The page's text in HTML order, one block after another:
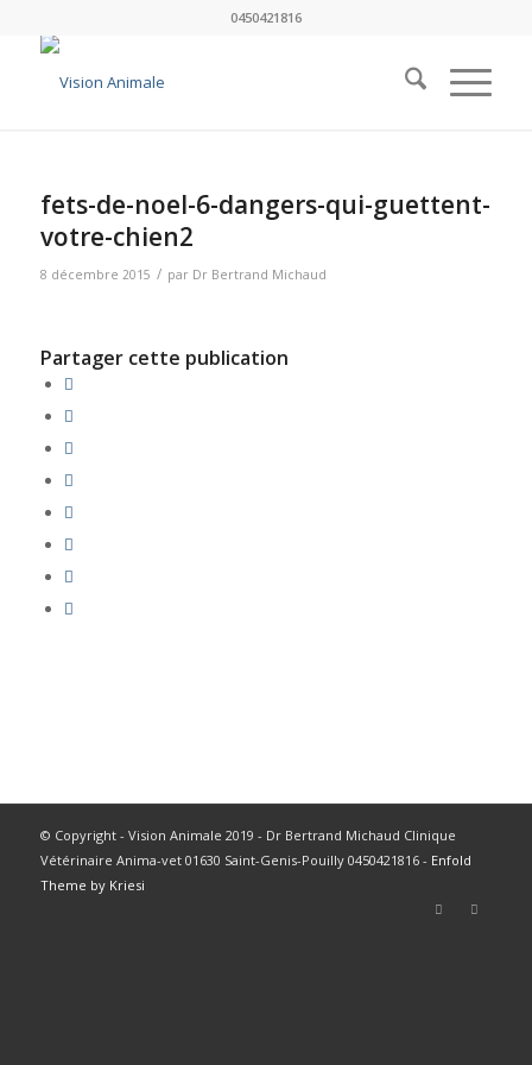
0450421816
fets-de-noel-6-dangers-qui-guettent-
votre-chien2
8 décembre 2015 / par Dr Bertrand Michaud
Partager cette publication
© Copyright - Vision Animale 2019 - Dr Bertrand Michaud Clinique
Vétérinaire Anima-vet 01630 Saint-Genis-Pouilly 0450421816 - Enfold
Theme by Kriesi